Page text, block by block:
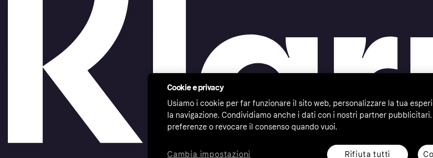
Cookie e privacy
Usiamo i cookie per far funzionare il sito web, personalizzare la tua
la navigazione. Condividiamo anche i dati con i nostri partner
preferenze o revocare il consenso quando vuoi.
Rifiuta tutti
Cambia impostazioni